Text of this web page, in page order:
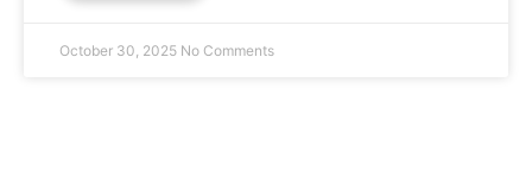
October 30, 2025 No Comments